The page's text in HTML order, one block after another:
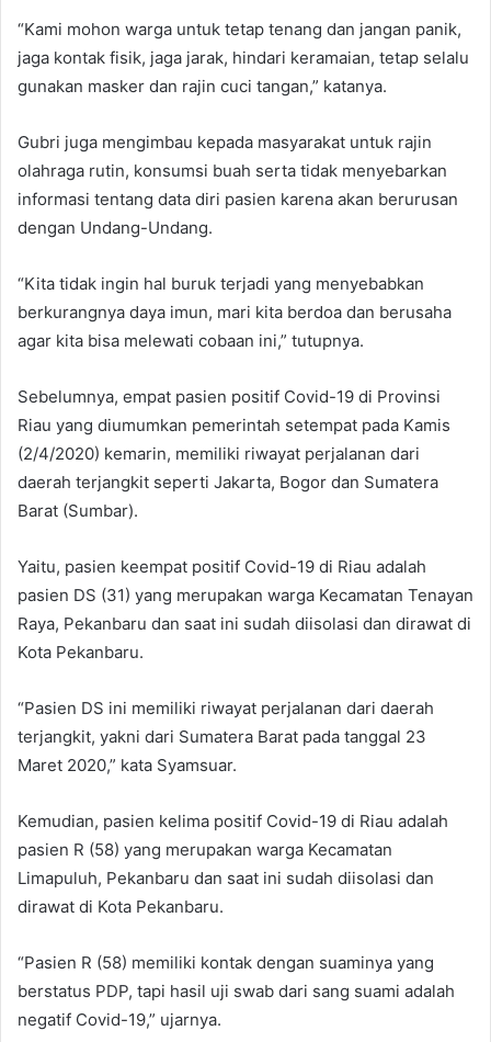
“Kami mohon warga untuk tetap tenang dan jangan panik,
jaga kontak fisik, jaga jarak, hindari keramaian, tetap selalu
gunakan masker dan rajin cuci tangan,” katanya.
Gubri juga mengimbau kepada masyarakat untuk rajin
olahraga rutin, konsumsi buah serta tidak menyebarkan
informasi tentang data diri pasien karena akan berurusan
dengan Undang-Undang.
“Kita tidak ingin hal buruk terjadi yang menyebabkan
berkurangnya daya imun, mari kita berdoa dan berusaha
agar kita bisa melewati cobaan ini,” tutupnya.
Sebelumnya, empat pasien positif Covid-19 di Provinsi
Riau yang diumumkan pemerintah setempat pada Kamis
(2/4/2020) kemarin, memiliki riwayat perjalanan dari
daerah terjangkit seperti Jakarta, Bogor dan Sumatera
Barat (Sumbar).
Yaitu, pasien keempat positif Covid-19 di Riau adalah
pasien DS (31) yang merupakan warga Kecamatan Tenayan
Raya, Pekanbaru dan saat ini sudah diisolasi dan dirawat di
Kota Pekanbaru.
“Pasien DS ini memiliki riwayat perjalanan dari daerah
terjangkit, yakni dari Sumatera Barat pada tanggal 23
Maret 2020,” kata Syamsuar.
Kemudian, pasien kelima positif Covid-19 di Riau adalah
pasien R (58) yang merupakan warga Kecamatan
Limapuluh, Pekanbaru dan saat ini sudah diisolasi dan
dirawat di Kota Pekanbaru.
“Pasien R (58) memiliki kontak dengan suaminya yang
berstatus PDP, tapi hasil uji swab dari sang suami adalah
negatif Covid-19,” ujarnya.